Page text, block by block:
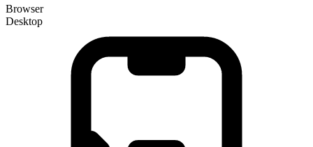
Browser
Desktop